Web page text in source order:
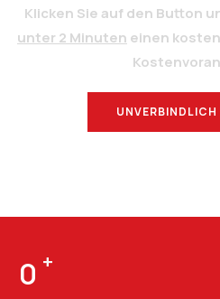
Klicken Sie auf den Button
unter 2 Minuten einen
0 +